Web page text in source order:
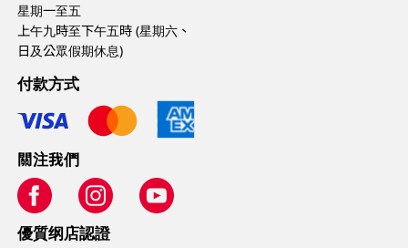
星期一至五
上午九時至下午五時 (星期六、
日及公眾假期休息)
付款方式
關注我們
優質纲店認證